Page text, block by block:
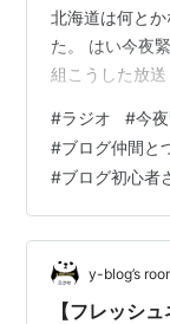
北海道は何と
た。 はい今夜
組こうした放
り遅れてきて
価格：1,540円
購入 ノブロッ
大喜利の考え
出す方法 [ 坊
#ラジオ #今
#ブログ仲間と
#ブログ初心者
y-blog’s
【フレッシ